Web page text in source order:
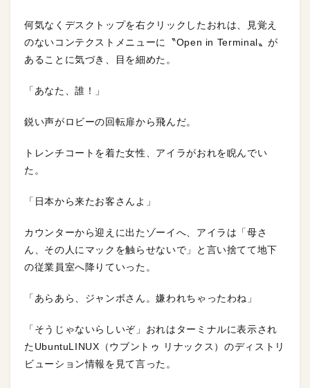
何気なくデスクトップを右クリックしたおれは、見覚え
のないコンテクストメニューに〝Open in Terminal〟が
あることに気づき、目を細めた。
「あなた、誰！」
鋭い声がロビーの回転扉から飛んだ。
トレンチコートを着た女性、アイラがおれを睨んでい
た。
「日本から来たお客さんよ」
カウンターから迎えに出たゾーイへ、アイラは「母さ
ん、その人にマックを触らせないで」と言い捨てて地下
の従業員室へ降りていった。
「あらあら、ジャンボさん。嫌われちゃったわね」
「そうじゃないらしいぞ」おれはターミナルに表示され
たUbuntuLINUX（ウブントゥ リナックス）のディストリ
ビューション情報を見て言った。